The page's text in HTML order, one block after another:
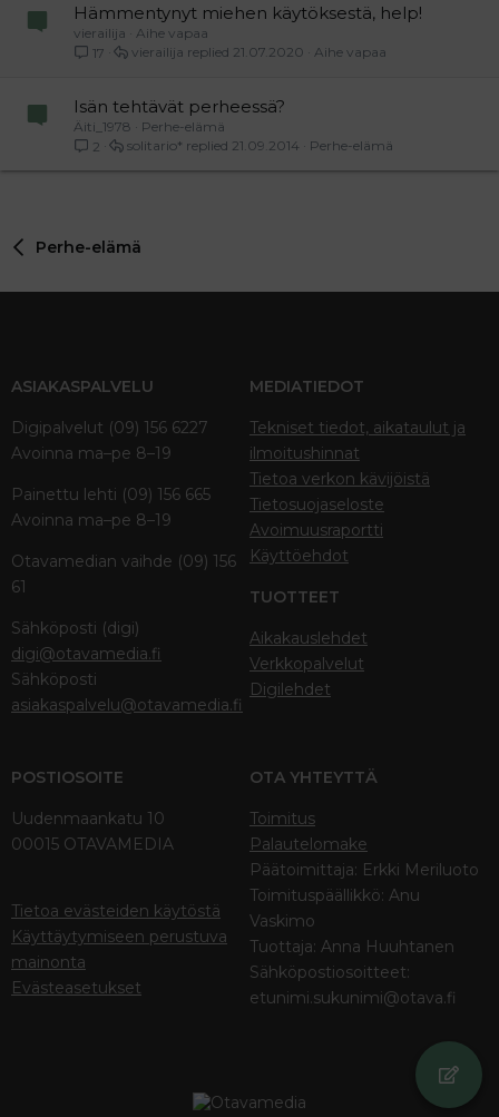
Hämmentynyt miehen käytöksestä, help!
vierailija
Aihe vapaa
17
Aihe vapaa
21.07.2020
vierailija
Isän tehtävät perheessä?
Äiti_1978
Perhe-elämä
2
Perhe-elämä
21.09.2014
solitario*
Perhe-elämä
ASIAKASPALVELU
Digipalvelut (09) 156 6227
Avoinna ma–pe 8–19
Painettu lehti (09) 156 665
Avoinna ma–pe 8–19
Otavamedian vaihde (09) 156
61
Sähköposti (digi)
digi@otavamedia.fi
Sähköposti
asiakaspalvelu@otavamedia.fi
MEDIATIEDOT
Tekniset tiedot, aikataulut ja
ilmoitushinnat
Tietoa verkon kävijöistä
Tietosuojaseloste
Avoimuusraportti
Käyttöehdot
TUOTTEET
Aikakauslehdet
Verkkopalvelut
Digilehdet
POSTIOSOITE
Uudenmaankatu 10
00015 OTAVAMEDIA
Tietoa evästeiden käytöstä
Käyttäytymiseen perustuva
mainonta
Evästeasetukset
OTA YHTEYTTÄ
Toimitus
Palautelomake
Päätoimittaja: Erkki Meriluoto
Toimituspäällikkö: Anu
Vaskimo
Tuottaja: Anna Huuhtanen
Sähköpostiosoitteet:
etunimi.sukunimi@otava.fi